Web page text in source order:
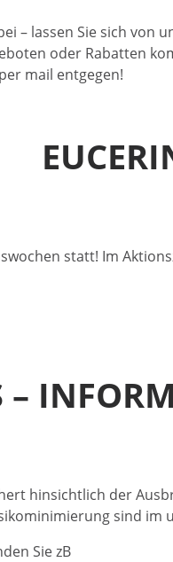
– lassen Sie sich
oder Rabatten
mail entgegen!
statt! Im
–
hinsichtlich der
sind im
Sie zB